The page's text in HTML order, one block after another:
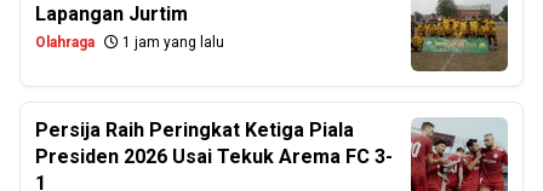
Lapangan Jurtim
Olahraga 1 jam yang lalu
Persija Raih Peringkat Ketiga Piala
Presiden 2026 Usai Tekuk Arema FC 3-
1